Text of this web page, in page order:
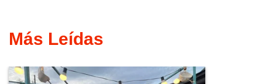
Más Leídas